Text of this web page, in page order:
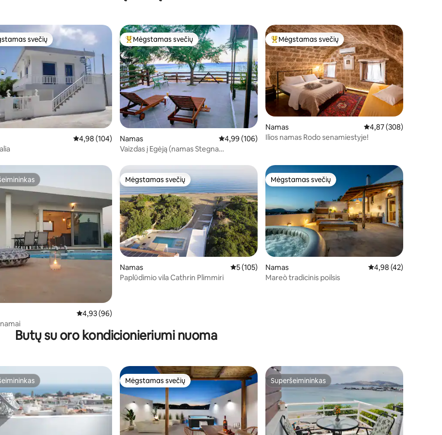
iš 5, atsiliepimų: 33
mėgstamiausias
svečių
Vidutinis įvertinimas: 4,98 iš 5, atsiliepimų: 104
4,98 (104)
Svečių mėgstamiausias
Mėgstamas svečių
Namas Vidutinis įvertinimas: 4,99 iš 5, atsiliepimų: 106
4,99 (106)
Vaizdas į Egėją (namas Stegna
Svečių mėgstamiausias
Mėgstamas svečių
Namas Vidutinis įvertinimas:
4,87 (308)
Ilios namas Rodo senamiestyje!
iš 5, atsiliepimų: 71
Vidutinis įvertinimas: 4,93 iš 5, atsiliepimų: 96
4,93 (96)
Mėgstamas svečių
Mėgstamas svečių
Namas Vidutinis įvertinimas: 5 iš 5, atsiliepimų: 105
5 (105)
Paplūdimio vila Cathrin Plimmiri
Mėgstamas svečių
Mėgstamas svečių
Namas Vidutinis įvertinimas:
4,98 (42)
Mareò tradicinis poilsis
Butų su oro kondicionieriumi nuoma
Mėgstamas svečių
Mėgstamas svečių Superšeimininkas
Superšeimininkas